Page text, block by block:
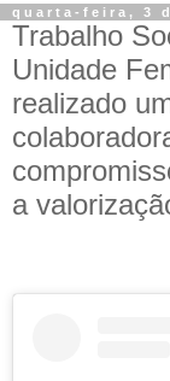
quarta-feira, 3
Trabalho
Unidade
realizado
a